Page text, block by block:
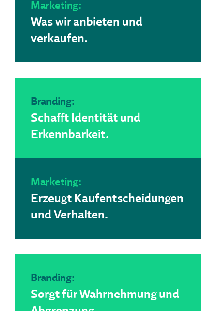
Marketing:
Was wir anbieten und
verkaufen.​
Branding:
Schafft Identität und
Erkennbarkeit.
Marketing:
Erzeugt Kaufentscheidungen
und Verhalten.
Branding:
Sorgt für Wahrnehmung und